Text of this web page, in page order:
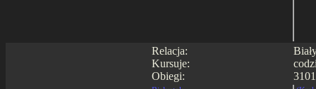
Relacja:
Kursuje:
Obiegi: